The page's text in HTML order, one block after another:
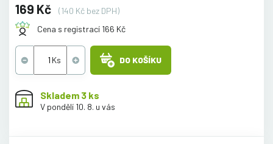
169 Kč
(140 Kč bez DPH)
Cena s registrací 166 Kč
DO KOŠÍKU
Skladem 3 ks
V pondělí 10. 8. u vás